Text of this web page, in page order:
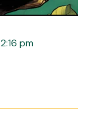
2:16 pm